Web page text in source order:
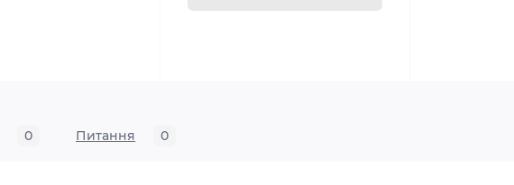
0 Питання 0